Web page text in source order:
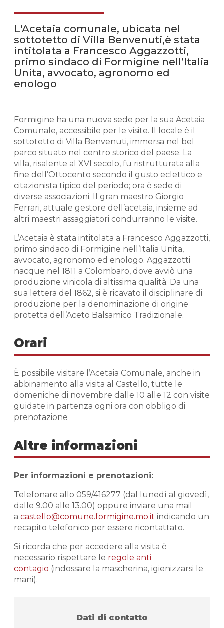
L'Acetaia comunale, ubicata nel
sottotetto di Villa Benvenuti,è stata
intitolata a Francesco Aggazzotti,
primo sindaco di Formigine nell’Italia
Unita, avvocato, agronomo ed
enologo
Formigine ha una nuova sede per la sua Acetaia
Comunale, accessibile per le visite. Il locale è il
sottotetto di Villa Benvenuti, immersa nel bel
parco situato nel centro storico del paese. La
villa, risalente al XVI secolo, fu ristrutturata alla
fine dell’Ottocento secondo il gusto eclettico e
citazionista tipico del periodo; ora è sede di
diverse associazioni. Il gran maestro Giorgio
Ferrari, attuale gestore dell’acetaia, insieme ad
altri maestri assaggiatori condurranno le visite.
L’Acetaia è stata intitolata a Francesco Aggazzotti,
primo sindaco di Formigine nell’Italia Unita,
avvocato, agronomo ed enologo. Aggazzotti
nacque nel 1811 a Colombaro, dove avviò una
produzione vinicola di altissima qualità. Da una
sua lettera del 1862, si è ricavato il disciplinare di
produzione per la denominazione di origine
protetta dell’Aceto Balsamico Tradizionale.
Orari
È possibile visitare l’Acetaia Comunale, anche in
abbinamento alla visita al Castello, tutte le
domeniche di novembre dalle 10 alle 12 con visite
guidate in partenza ogni ora con obbligo di
prenotazione
Altre informazioni
Per informazioni e prenotazioni:
Telefonare allo 059/416277 (dal lunedì al giovedì,
dalle 9.00 alle 13.00) oppure inviare una mail
a castello@comune.formigine.mo.it indicando un
recapito telefonico per essere ricontattato.
Si ricorda che per accedere alla visita è
necessario rispettare le regole anti
contagio (indossare la mascherina, igienizzarsi le
mani).
Dati di contatto